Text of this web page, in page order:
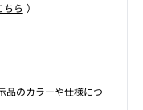
ちら ）
品のカラーや仕様につ